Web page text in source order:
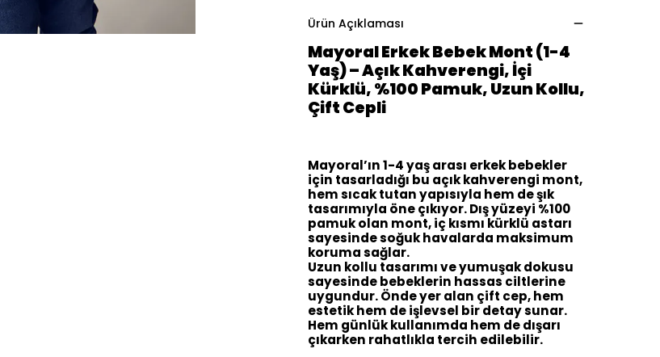
Ürün Açıklaması
Mayoral Erkek Bebek Mont (1-4
Yaş) – Açık Kahverengi, İçi
Kürklü, %100 Pamuk, Uzun Kollu,
Çift Cepli
Mayoral’ın 1-4 yaş arası erkek bebekler
için tasarladığı bu açık kahverengi mont,
hem sıcak tutan yapısıyla hem de şık
tasarımıyla öne çıkıyor. Dış yüzeyi %100
pamuk olan mont, iç kısmı kürklü astarı
sayesinde soğuk havalarda maksimum
koruma sağlar.
Uzun kollu tasarımı ve yumuşak dokusu
sayesinde bebeklerin hassas ciltlerine
uygundur. Önde yer alan çift cep, hem
estetik hem de işlevsel bir detay sunar.
Hem günlük kullanımda hem de dışarı
çıkarken rahatlıkla tercih edilebilir.